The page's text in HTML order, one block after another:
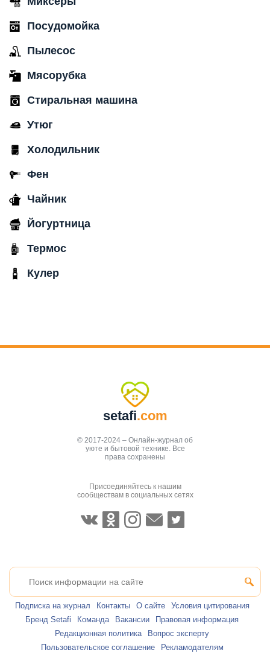
Посудомойка
Пылесос
Мясорубка
Стиральная машина
Утюг
Холодильник
Фен
Чайник
Йогуртница
Термос
Кулер
setafi.com
© 2017-2024 – Онлайн-журнал об
уюте и бытовой технике. Все
права сохранены
Присоединяйтесь к нашим
сообществам в социальных сетях
Подписка на журнал Контакты О сайте
Условия цитирования
Бренд Setafi
Команда Вакансии
Правовая информация
Редакционная политика
Вопрос эксперту
Пользовательское соглашение
Рекламодателям